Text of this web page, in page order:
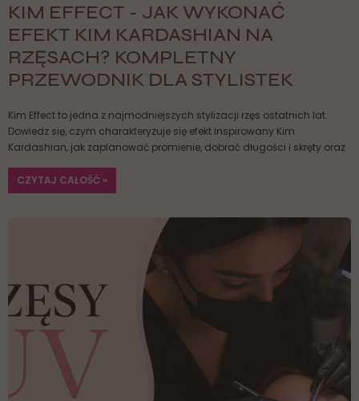
KIM EFFECT - JAK WYKONAĆ
EFEKT KIM KARDASHIAN NA
RZĘSACH? KOMPLETNY
PRZEWODNIK DLA STYLISTEK
Kim Effect to jedna z najmodniejszych stylizacji rzęs ostatnich lat.
Dowiedz się, czym charakteryzuje się efekt inspirowany Kim
Kardashian, jak zaplanować promienie, dobrać długości i skręty oraz
stylizacji.
CZYTAJ CAŁOŚĆ »